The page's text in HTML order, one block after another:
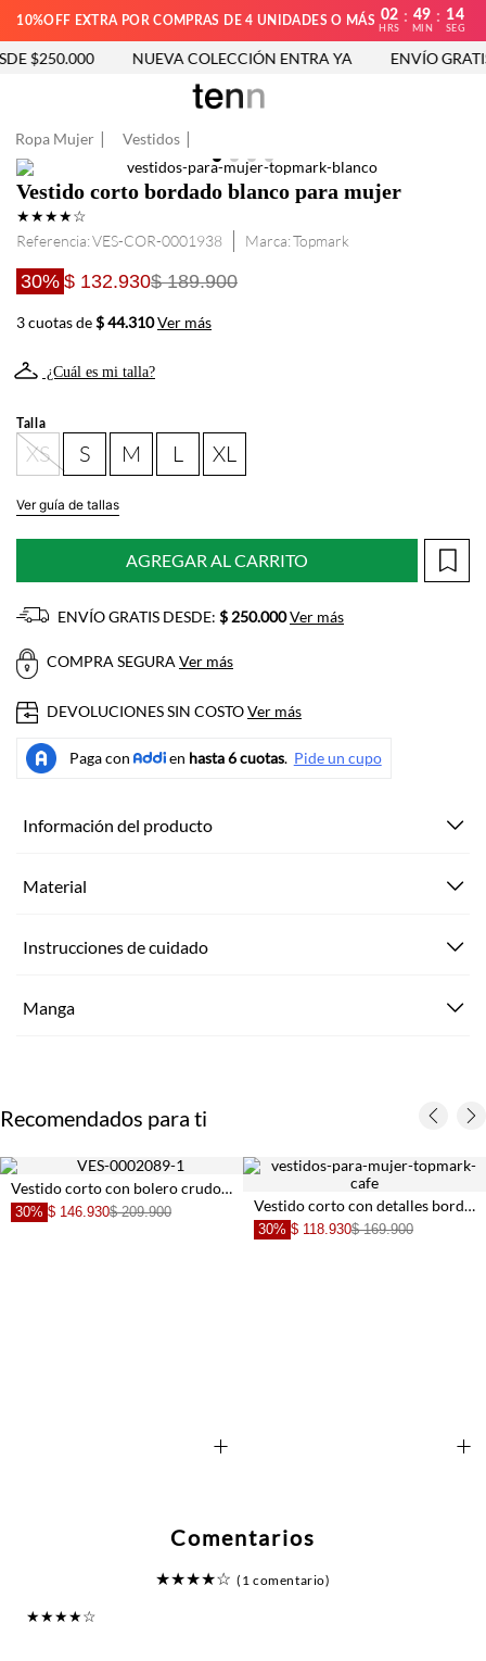
10%OFF EXTRA POR COMPRAS DE 4 UNIDADES O MÁS 02
HRS
: 49
MIN
: 13
SEG
$250.000 NUEVA COLECCIÓN ENTRA YA ENVÍO
Ropa Mujer Vestidos
Vestido corto bordado blanco para mujer
★★★★☆
Referencia:VES-COR-0001938 Topmark
30% $ 132.930$ 189.900
3 cuotas de$ 44.310Ver más
¿Cuál es mi talla?
Talla
XS S M L XL
Ver guía de tallas
AGREGAR AL CARRITO
ENVÍO GRATIS DESDE: $ 250.000Ver más
COMPRA SEGURAVer más
DEVOLUCIONES SIN COSTOVer más
Información del producto
Material
Instrucciones de cuidado
Manga
Recomendados para ti
+
Vestido corto con bolero crudo para mujer
30% $ 146.930$ 209.900
+
Vestido corto con detalles bordados para mujer
30% $ 118.930$ 169.900
Comentarios
★★★★☆ (1 comentario)
★★★★☆